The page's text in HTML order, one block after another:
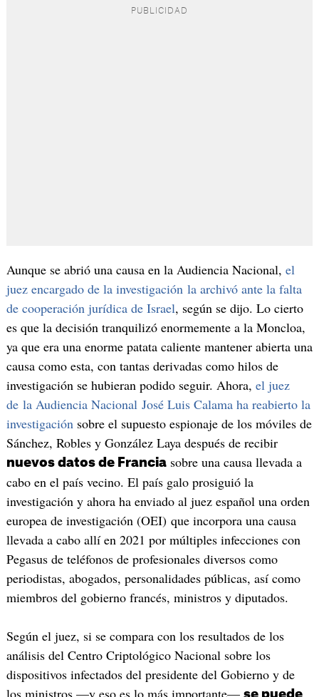
Aunque se abrió una causa en la Audiencia Nacional, el
juez encargado de la investigación la archivó ante la falta
de cooperación jurídica de Israel, según se dijo. Lo cierto
es que la decisión tranquilizó enormemente a la Moncloa,
ya que era una enorme patata caliente mantener abierta una
causa como esta, con tantas derivadas como hilos de
investigación se hubieran podido seguir. Ahora, el juez
de la Audiencia Nacional José Luis Calama ha reabierto la
investigaciónsobre el supuesto espionaje de los móviles de
Sánchez, Robles y González Laya después de recibir
nuevos datos de Franciasobre una causa llevada a
cabo en el país vecino. El país galo prosiguió la
investigación y ahora ha enviado al juez español una orden
europea de investigación (OEI) que incorpora una causa
llevada a cabo allí en 2021 por múltiples infecciones con
Pegasus de teléfonos de profesionales diversos como
periodistas, abogados, personalidades públicas, así como
miembros del gobierno francés, ministros y diputados.
Según el juez, si se compara con los resultados de los
análisis del Centro Criptológico Nacional sobre los
dispositivos infectados del presidente del Gobierno y de
los ministros —y eso es lo más importante— se puede